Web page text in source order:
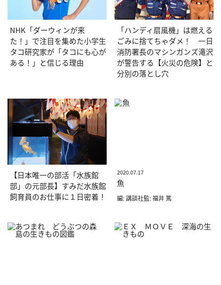
NHK「ダーウィンが来
た！」で注目を集めた小学生
タコ研究家が「タコにも心が
ある！」と信じる理由
「ハンディ扇風機」は燃える
ごみに捨てちゃダメ！ 一日
消防署長のマシンガンズ滝沢
が警告する【火災の危険】と
分別の落とし穴
【日本唯一の部活「水族館
部」の元部長】すみだ水族館
飼育員のお仕事に１日密着！
2020.07.17
魚
編: 講談社監: 福井 篤